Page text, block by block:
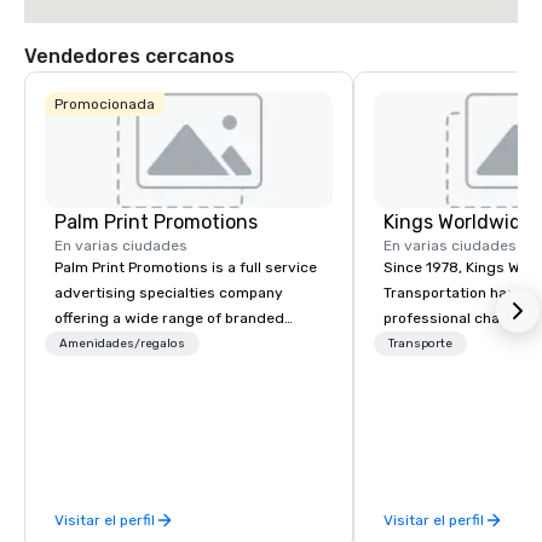
Vendedores cercanos
Promocionada
Palm Print Promotions
En varias ciudades
Palm Print Promotions is a full service
advertising specialties company
offering a wide range of branded
items to promote companies. They
business gifts, sport tournaments,
Amenidades/regalos
Visitar el perfil
En varias ciudades
Since 1978, Kings
Transportation has
professional
transportation
partner network. We are committed to
Transporte
Visitar el perfil